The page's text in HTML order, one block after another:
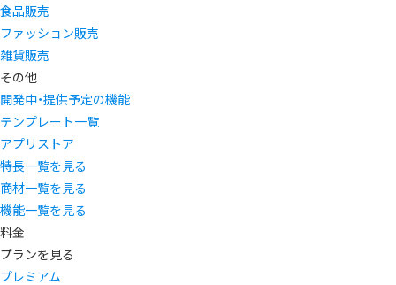
食品販売
ファッション販売
雑貨販売
その他
開発中・提供予定の機能
テンプレート一覧
アプリストア
特長一覧を見る
商材一覧を見る
機能一覧を見る
料金
プランを見る
プレミアム